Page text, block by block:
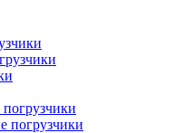
погрузчики